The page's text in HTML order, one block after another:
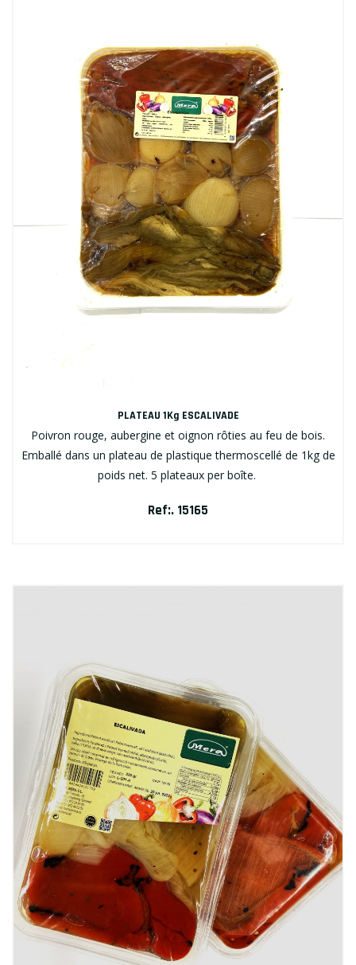
PLATEAU 1Kg ESCALIVADE
Poivron rouge, aubergine et oignon rôties au feu de bois.
Emballé dans un plateau de plastique thermoscellé de 1kg de
poids net. 5 plateaux per boîte.
Ref:. 15165